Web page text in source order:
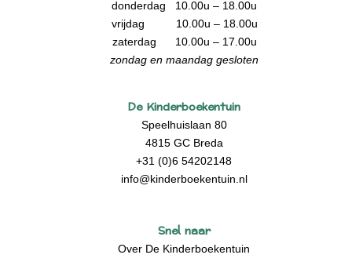
donderdag 10.00u – 18.00u
vrijdag 10.00u – 18.00u
zaterdag 10.00u – 17.00u
zondag en maandag gesloten
De Kinderboekentuin
Speelhuislaan 80
4815 GC Breda
+31 (0)6 54202148
info@kinderboekentuin.nl
Snel naar
Over De Kinderboekentuin